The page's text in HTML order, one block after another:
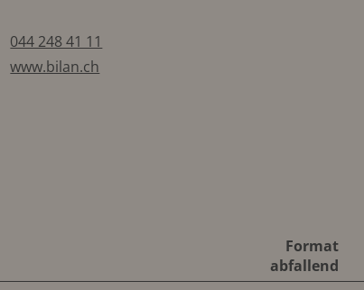
044 248 41 11
www.bilan.ch
Format
abfallend